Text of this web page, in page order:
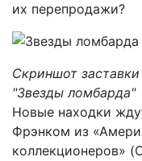
их перепродажи?
Скриншот
"Звезды ломбарда"
Новые находки
Фрэнком из
коллекционеров»